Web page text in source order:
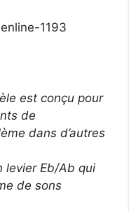
est conçu pour
de
dans d’autres
levier Eb/Ab qui
de sons